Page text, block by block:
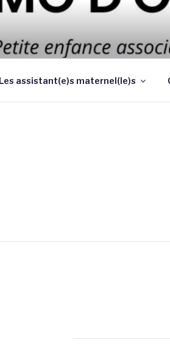
et la qualité de la garde des
Les assistant(e)s maternel(le)s